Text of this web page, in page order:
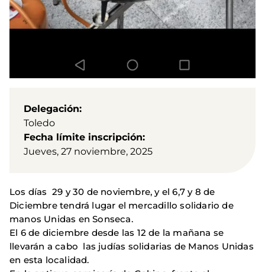
Delegación
Toledo
Fecha límite inscripción
Jueves, 27 noviembre, 2025
Los días 29 y 30 de noviembre, y el 6,7 y 8 de
Diciembre tendrá lugar el mercadillo solidario de
manos Unidas en Sonseca.
El 6 de diciembre desde las 12 de la mañana se
llevarán a cabo las judías solidarias de Manos Unidas
en esta localidad.